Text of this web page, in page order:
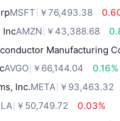
MSFT ￥76,493.38
IncAMZN ￥43,388.68
Manufacturing
AVGO ￥66,144.04
0.16%
Inc.META ￥93,463.32
￥50,749.72
0.03%